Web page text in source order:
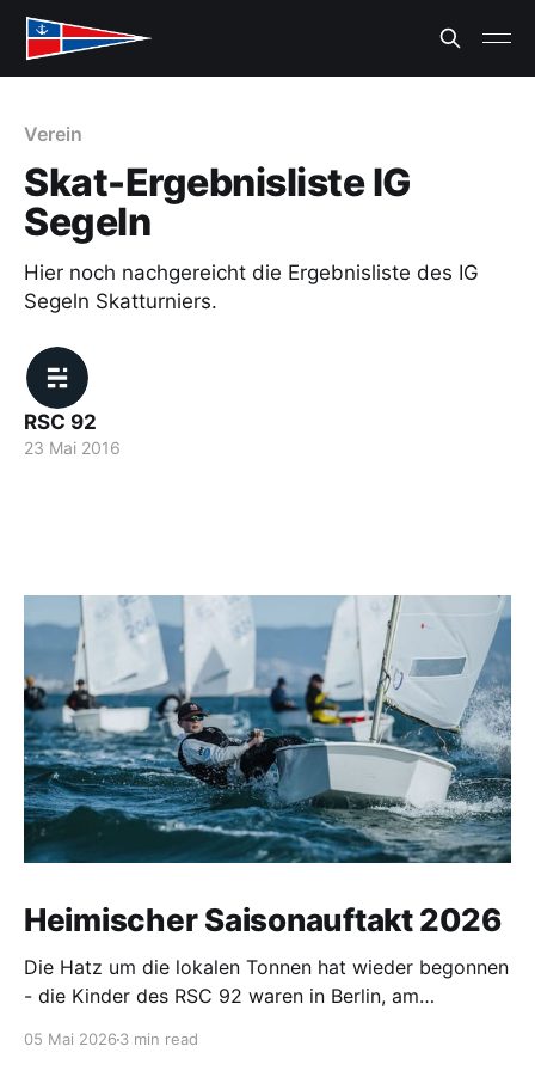
Verein
Skat-Ergebnisliste IG
Segeln
Hier noch nachgereicht die Ergebnisliste des IG
Segeln Skatturniers.
RSC 92
23 Mai 2016
Heimischer Saisonauftakt 2026
Die Hatz um die lokalen Tonnen hat wieder begonnen
- die Kinder des RSC 92 waren in Berlin, am
05 Mai 2026 3 min read